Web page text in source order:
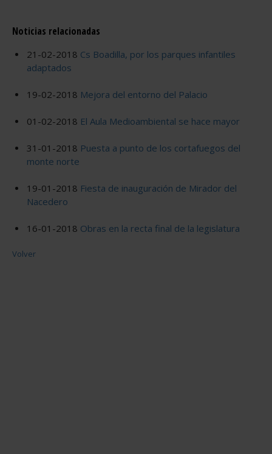
Noticias relacionadas
21-02-2018 Cs Boadilla, por los parques infantiles
adaptados
19-02-2018 Mejora del entorno del Palacio
01-02-2018 El Aula Medioambiental se hace mayor
31-01-2018 Puesta a punto de los cortafuegos del
monte norte
19-01-2018 Fiesta de inauguración de Mirador del
Nacedero
16-01-2018 Obras en la recta final de la legislatura
Volver